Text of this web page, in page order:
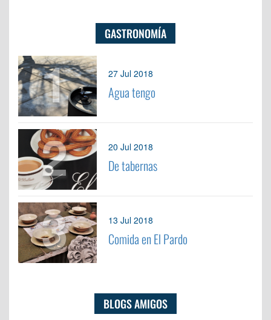
GASTRONOMÍA
1 27 Jul 2018
Agua tengo
2 20 Jul 2018
De tabernas
3 13 Jul 2018
Comida en El Pardo
BLOGS AMIGOS